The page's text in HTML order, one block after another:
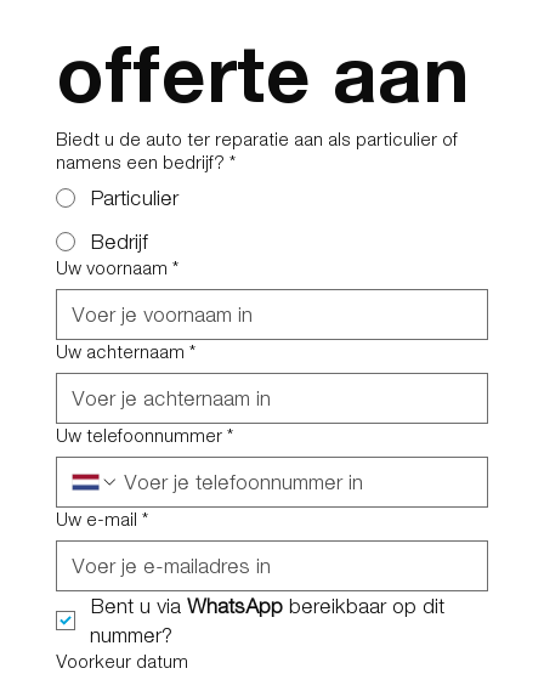
offerte aan
Biedt u de auto ter reparatie aan als particulier of
namens een bedrijf? *
Particulier
Bedrijf
Uw voornaam *
Uw achternaam *
Uw telefoonnummer *
Uw e-mail *
Bent u via WhatsApp bereikbaar op dit
nummer?
Voorkeur datum